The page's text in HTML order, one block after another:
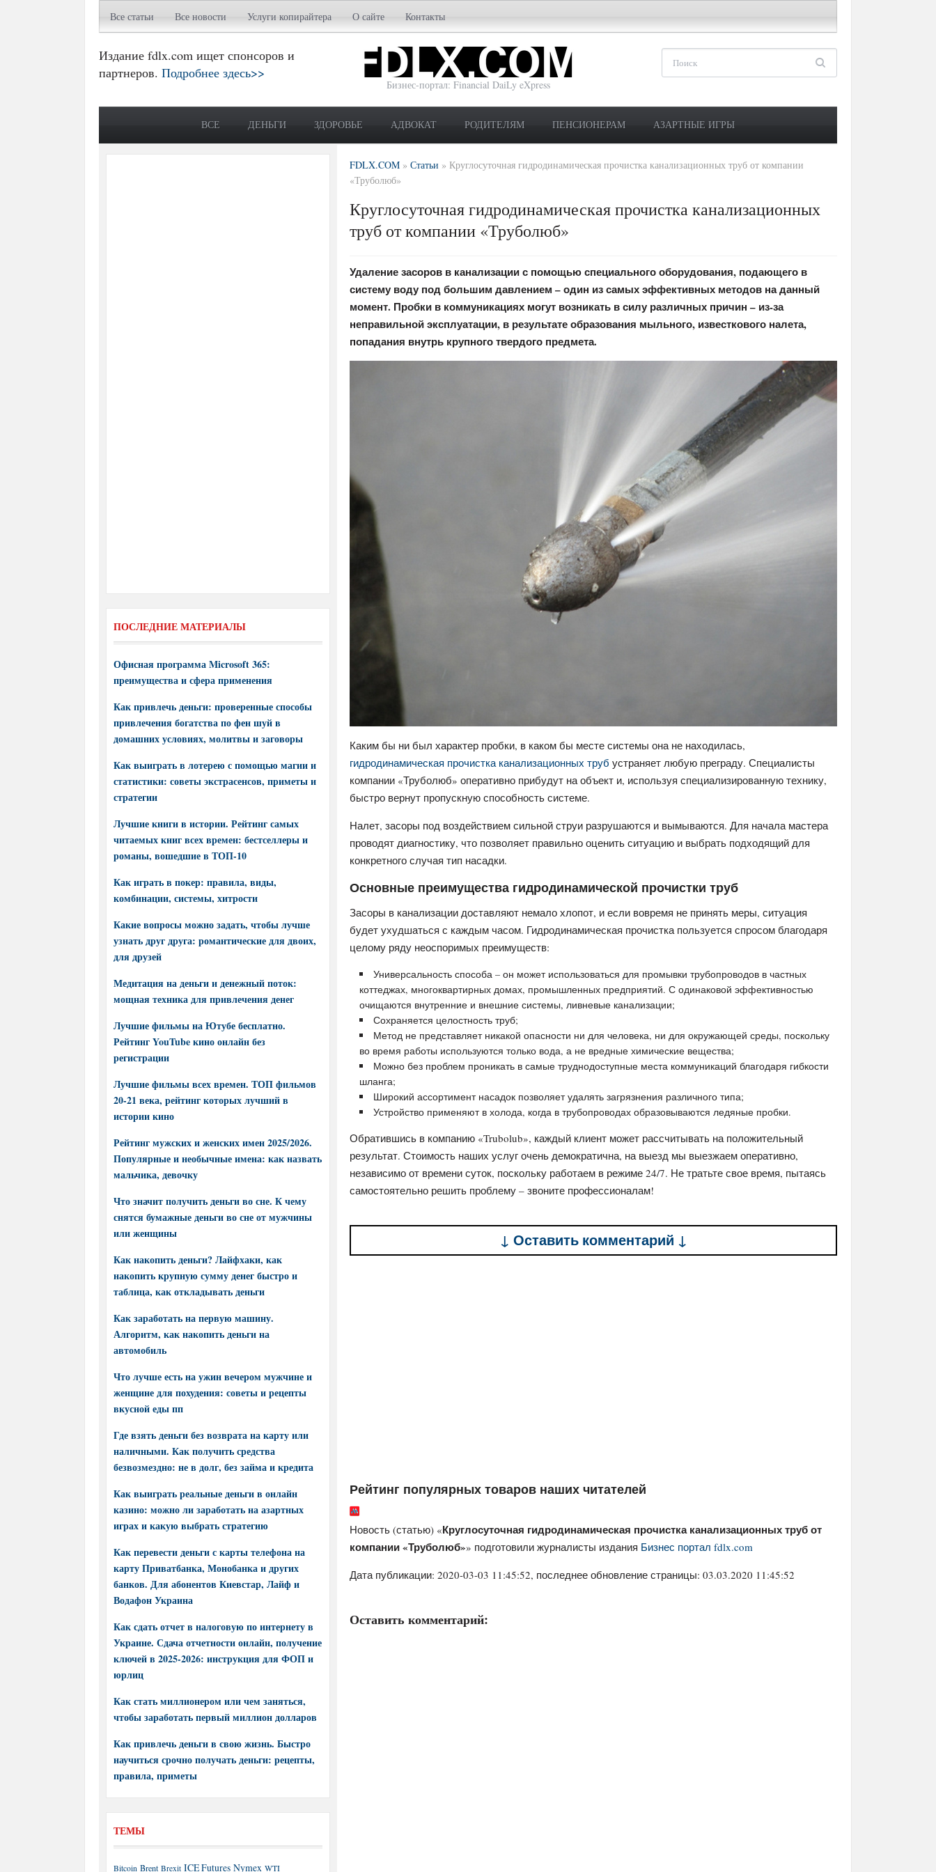
Все статьи Все новости Услуги копирайтера О сайте Контакты
Издание fdlx.com ищет спонсоров и
партнеров. Подробнее здесь>>
Бизнес-портал: Financial DaiLy eXpress
ВСЕ ДЕНЬГИ ЗДОРОВЬЕ АДВОКАТ РОДИТЕЛЯМ ПЕНСИОНЕРАМ АЗАРТНЫЕ ИГРЫ
FDLX.COM » Статьи » Круглосуточная гидродинамическая прочистка канализационных труб от компании
«Труболюб»
Круглосуточная гидродинамическая прочистка канализационных
труб от компании «Труболюб»
Удаление засоров в канализации с помощью специального оборудования, подающего в
систему воду под большим давлением – один из самых эффективных методов на данный
момент. Пробки в коммуникациях могут возникать в силу различных причин – из-за
неправильной эксплуатации, в результате образования мыльного, известкового налета,
попадания внутрь крупного твердого предмета.
Каким бы ни был характер пробки, в каком бы месте системы она не находилась,
гидродинамическая прочистка канализационных труб устраняет любую преграду. Специалисты
компании «Труболюб» оперативно прибудут на объект и, используя специализированную технику,
быстро вернут пропускную способность системе.
Налет, засоры под воздействием сильной струи разрушаются и вымываются. Для начала мастера
проводят диагностику, что позволяет правильно оценить ситуацию и выбрать подходящий для
конкретного случая тип насадки.
Основные преимущества гидродинамической прочистки труб
Засоры в канализации доставляют немало хлопот, и если вовремя не принять меры, ситуация
будет ухудшаться с каждым часом. Гидродинамическая прочистка пользуется спросом благодаря
целому ряду неоспоримых преимуществ:
Универсальность способа – он может использоваться для промывки трубопроводов в частных
коттеджах, многоквартирных домах, промышленных предприятий. С одинаковой эффективностью
очищаются внутренние и внешние системы, ливневые канализации;
Сохраняется целостность труб;
Метод не представляет никакой опасности ни для человека, ни для окружающей среды, поскольку
во время работы используются только вода, а не вредные химические вещества;
Можно без проблем проникать в самые труднодоступные места коммуникаций благодаря гибкости
шланга;
Широкий ассортимент насадок позволяет удалять загрязнения различного типа;
Устройство применяют в холода, когда в трубопроводах образовываются ледяные пробки.
Обратившись в компанию «Trubolub», каждый клиент может рассчитывать на положительный
результат. Стоимость наших услуг очень демократична, на выезд мы выезжаем оперативно,
независимо от времени суток, поскольку работаем в режиме 24/7. Не тратьте свое время, пытаясь
самостоятельно решить проблему – звоните профессионалам!
↓ Оставить комментарий ↓
Рейтинг популярных товаров наших читателей
Новость (статью) «Круглосуточная гидродинамическая прочистка канализационных труб от
компании «Труболюб»» подготовили журналисты издания Бизнес портал fdlx.com
Дата публикации: 2020-03-03 11:45:52, последнее обновление страницы: 03.03.2020 11:45:52
Оставить комментарий:
ПОСЛЕДНИЕ МАТЕРИАЛЫ
Офисная программа Microsoft 365:
преимущества и сфера применения
Как привлечь деньги: проверенные способы
привлечения богатства по фен шуй в
домашних условиях, молитвы и заговоры
Как выиграть в лотерею с помощью магии и
статистики: советы экстрасенсов, приметы и
стратегии
Лучшие книги в истории. Рейтинг самых
читаемых книг всех времен: бестселлеры и
романы, вошедшие в ТОП-10
Как играть в покер: правила, виды,
комбинации, системы, хитрости
Какие вопросы можно задать, чтобы лучше
узнать друг друга: романтические для двоих,
для друзей
Медитация на деньги и денежный поток:
мощная техника для привлечения денег
Лучшие фильмы на Ютубе бесплатно.
Рейтинг YouTube кино онлайн без
регистрации
Лучшие фильмы всех времен. ТОП фильмов
20-21 века, рейтинг которых лучший в
истории кино
Рейтинг мужских и женских имен 2025/2026.
Популярные и необычные имена: как назвать
мальчика, девочку
Что значит получить деньги во сне. К чему
снятся бумажные деньги во сне от мужчины
или женщины
Как накопить деньги? Лайфхаки, как
накопить крупную сумму денег быстро и
таблица, как откладывать деньги
Как заработать на первую машину.
Алгоритм, как накопить деньги на
автомобиль
Что лучше есть на ужин вечером мужчине и
женщине для похудения: советы и рецепты
вкусной еды пп
Где взять деньги без возврата на карту или
наличными. Как получить средства
безвозмездно: не в долг, без займа и кредита
Как выиграть реальные деньги в онлайн
казино: можно ли заработать на азартных
играх и какую выбрать стратегию
Как перевести деньги с карты телефона на
карту Приватбанка, Монобанка и других
банков. Для абонентов Киевстар, Лайф и
Водафон Украина
Как сдать отчет в налоговую по интернету в
Украине. Сдача отчетности онлайн, получение
ключей в 2025-2026: инструкция для ФОП и
юрлиц
Как стать миллионером или чем заняться,
чтобы заработать первый миллион долларов
Как привлечь деньги в свою жизнь. Быстро
научиться срочно получать деньги: рецепты,
правила, приметы
ТЕМЫ
Bitcoin Brent Brexit ICE Futures Nymex WTI